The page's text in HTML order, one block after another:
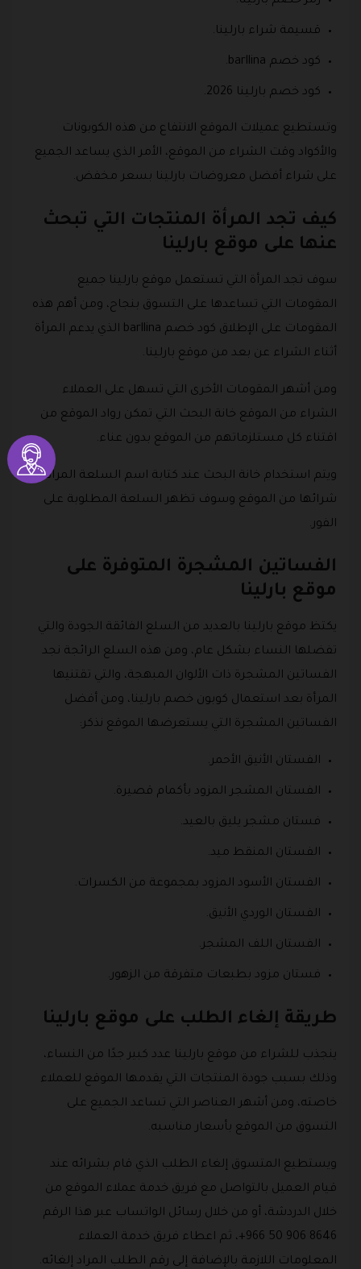
قسيمة شراء بارلينا.
كود خصم barllina.
كود خصم بارلينا 2026.
وتستطيع عميلات الموقع الانتفاع من هذه الكوبونات
والأكواد وقت الشراء من الموقع، الأمر الذي يساعد الجميع
على شراء أفضل معروضات بارلينا بسعر مخفض.
كيف تجد المرأة المنتجات التي تبحث
عنها على موقع بارلينا
سوف تجد المرأة التي تستعمل موقع بارلينا جميع
المقومات التي تساعدها على التسوق بنجاح، ومن أهم هذه
المقومات على الإطلاق كود خصم barllina الذي يدعم المرأة
أثناء الشراء عن بعد من موقع بارلينا.
ومن أشهر المقومات الأخرى التي تسهل على العملاء
الشراء من الموقع خانة البحث التي تمكن رواد الموقع من
اقتناء كل مستلزماتهم من الموقع بدون عناء.
ويتم استخدام خانة البحث عند كتابة اسم السلعة المراد
شرائها من الموقع وسوف تظهر السلعة المطلوبة على
الفور.
الفساتين المشجرة المتوفرة على
موقع بارلينا
يكتظ موقع بارلينا بالعديد من السلع الفائقة الجودة والتي
تفضلها النساء بشكل عام، ومن هذه السلع الرائجة نجد
الفساتين المشجرة ذات الألوان المبهجة، والتي تقتنيها
المرأة بعد استعمال كوبون خصم بارلينا، ومن أفضل
الفساتين المشجرة التي يستعرضها الموقع نذكر:
الفستان الأنيق الأحمر.
الفستان المشجر المزود بأكمام قصيرة.
فستان مشجر يليق بالعيد.
الفستان المنقط ميد.
الفستان الأسود المزود بمجموعة من الكسرات.
الفستان الوردي الأنيق.
الفستان اللف المشجر.
فستان مزود بطبعات متفرقة من الزهور.
طريقة إلغاء الطلب على موقع بارلينا
ينجذب للشراء من موقع بارلينا عدد كبير جدًا من النساء،
وذلك بسبب جودة المنتجات التي يقدمها الموقع للعملاء
خاصته، ومن أشهر العناصر التي تساعد الجميع على
التسوق من الموقع بأسعار مناسبه.
ويستطيع المتسوق إلغاء الطلب الذي قام بشرائه عند
قيام العميل بالتواصل مع فريق خدمة عملاء الموقع من
خلال الدردشة، أو من خلال رسائل الواتساب عبر هذا الرقم
8646 906 50 966+، ثم اعطاء فريق خدمة العملاء
المعلومات اللازمة بالإضافة إلى رقم الطلب المراد إلغائه.